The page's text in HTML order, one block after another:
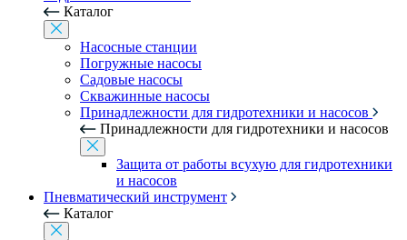
Каталог
Насосные станции
Погружные насосы
Садовые насосы
Скважинные насосы
Принадлежности для гидротехники и насосов
Принадлежности для гидротехники и насосов
Защита от работы всухую для гидротехники
и насосов
Пневматический инструмент
Каталог